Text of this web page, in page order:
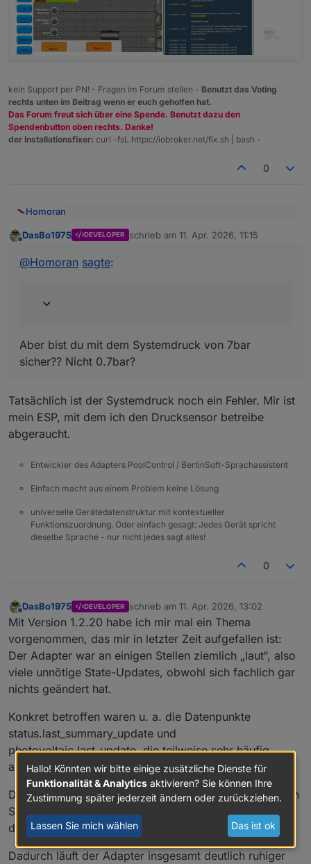
kein Support per PN! - Fragen im Forum stellen - Benutzt das Voting
rechts unten im Beitrag wenn er euch geholfen hat.
Das Forum freut sich über eine Spende. Benutzt dazu den
Spendenbutton oben rechts. Danke!
der Installationsfixer: curl -fsL https://iobroker.net/fix.sh | bash -
0
Homoran
der VIS 1 ausschaut.
bin mittlerweile auf 13.
Die Nacht war aber kalt...
DasBo1975 DEVELOPER schrieb am 11. Apr. 2026, 11:15
zuletzt editiert von
@Homoran sagte:
Aber bist du mit dem Systemdruck von 7bar
sicher?? Nicht 0.7bar?
Tatsächlich ist der Systemdruck noch ein Fehler. Mir ist
mein ESP, mit dem ich den Drucksensor betreibe
abgeraucht.
Entwickler des Adapters PoolControl / BertinSoft-Sprachassistent
Einfach macht aus einem Problem keine Lösung
universelle Gerätedatenstruktur mit kontextueller
Funktionszuordnung. Oder einfach gesagt: Jedes Gerät spricht
dieselbe Sprache - nur nicht jedes sagt alles!
0
Offline
DasBo1975 DEVELOPER schrieb am 11. Apr. 2026, 13:02
zuletzt editiert von
Mit Version 1.2.20 habe ich mir mal ein Thema
vorgenommen, das mir in letzter Zeit aufgefallen ist:
Der Adapter war an einigen Stellen ziemlich „laut“, also
viele unnötige State-Updates, obwohl sich fachlich gar
nichts geändert hat.
Konkret betroffen waren u. a. die Datenpunkte
status.last_summary_update und
photovoltaic.last_update, die teilweise sehr häufig
aktualisiert wurden.
Das Verhalten habe ich jetzt angepasst. Die betroffenen
States werden nur noch dann geschrieben, wenn sich
das tatsächliche Ergebnis auch wirklich ändert.
Dadurch läuft der Adapter insgesamt deutlich ruhiger
Hallo! Könnten wir bitte einige zusätzliche Dienste für
Funktionalität & Analytics aktivieren? Sie können Ihre
Zustimmung später jederzeit ändern oder zurückziehen.
Lassen Sie mich wählen Das ist ok